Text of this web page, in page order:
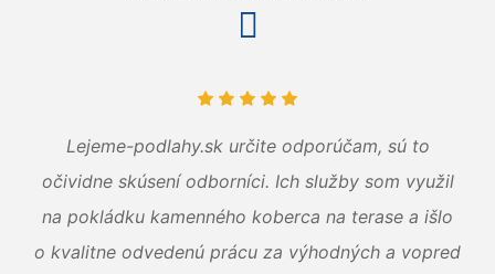
Lejeme-podlahy.sk určite odporúčam, sú to
očividne skúsení odborníci. Ich služby som využil
na pokládku kamenného koberca na terase a išlo
o kvalitne odvedenú prácu za výhodných a vopred